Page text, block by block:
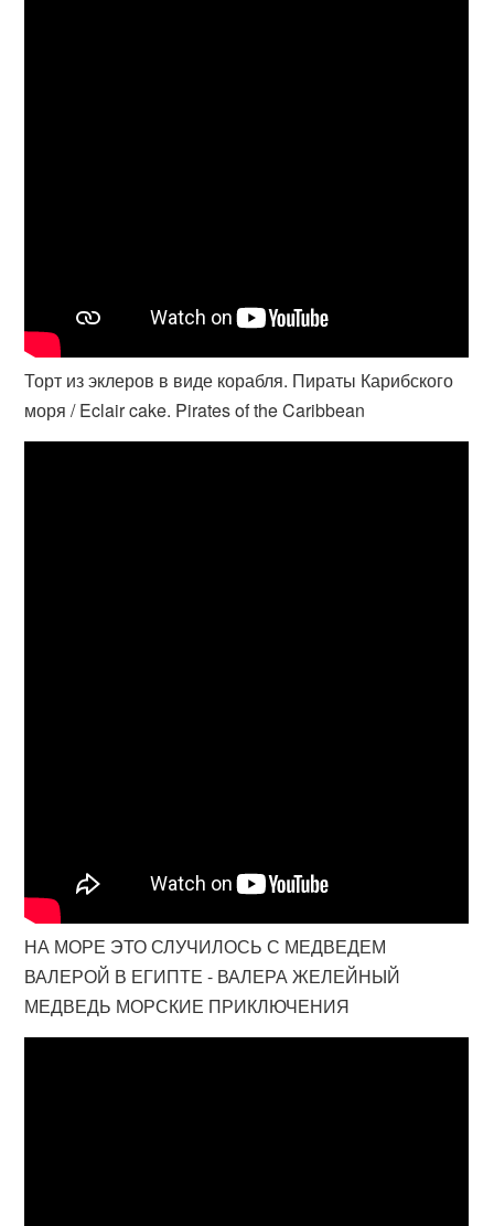
Торт из эклеров в виде корабля. Пираты Карибского
моря / Eclair cake. Pirates of the Caribbean
НА МОРЕ ЭТО СЛУЧИЛОСЬ С МЕДВЕДЕМ
ВАЛЕРОЙ В ЕГИПТЕ - ВАЛЕРА ЖЕЛЕЙНЫЙ
МЕДВЕДЬ МОРСКИЕ ПРИКЛЮЧЕНИЯ